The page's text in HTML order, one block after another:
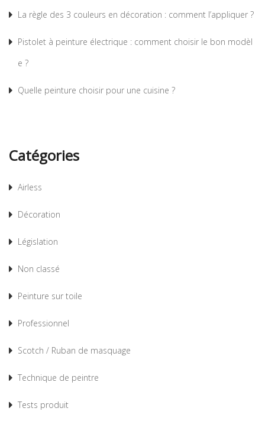
La règle des 3 couleurs en décoration : comment l’appliquer ?
Pistolet à peinture électrique : comment choisir le bon modèl
e ?
Quelle peinture choisir pour une cuisine ?
Catégories
Airless
Décoration
Législation
Non classé
Peinture sur toile
Professionnel
Scotch / Ruban de masquage
Technique de peintre
Tests produit